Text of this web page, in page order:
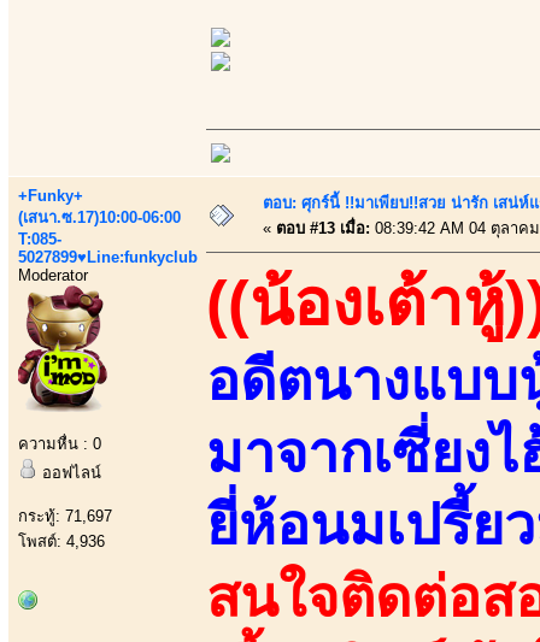
+Funky+
(เสนา.ซ.17)10:00-06:00
T:085-
5027899♥Line:funkyclub
Moderator
ความหื่น : 0
ออฟไลน์
กระทู้: 71,697
โพสต์: 4,936
ตอบ: ศุกร์นี้ !!มาเพียบ!!สวย น่ารัก เสน่ห์
« ตอบ #13 เมื่อ: 08:39:42 AM 04 ตุลาค
((น้องเต้าหู้
อดีตนางแบบ
มาจากเซี่ยง
ยี่ห้อนมเปรี้ย
สนใจติดต่อส